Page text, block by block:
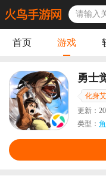
首页 游戏
勇士
化身
更新：
类型：